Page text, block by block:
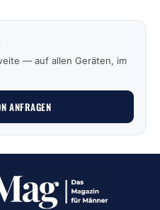
— auf allen Geräten, im
ANFRAGEN